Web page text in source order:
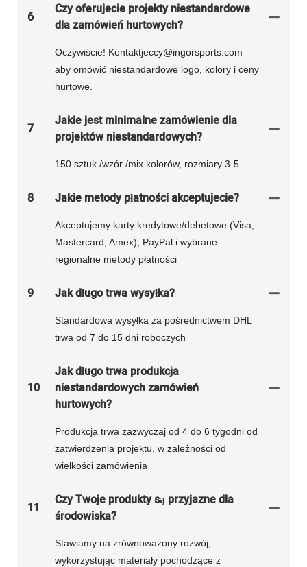
6
Czy oferujecie projekty niestandardowe
dla zamówień hurtowych?
Oczywiście! Kontaktjeccy@ingorsports.com
aby omówić niestandardowe logo, kolory i ceny
hurtowe.
7
Jakie jest minimalne zamówienie dla
projektów niestandardowych?
150 sztuk /wzór /mix kolorów, rozmiary 3-5.
8 Jakie metody płatności akceptujecie?
Akceptujemy karty kredytowe/debetowe (Visa,
Mastercard, Amex), PayPal i wybrane
regionalne metody płatności
9 Jak długo trwa wysyłka?
Standardowa wysyłka za pośrednictwem DHL
trwa od 7 do 15 dni roboczych
10
Jak długo trwa produkcja
niestandardowych zamówień
hurtowych?
Produkcja trwa zazwyczaj od 4 do 6 tygodni od
zatwierdzenia projektu, w zależności od
wielkości zamówienia
11
Czy Twoje produkty są przyjazne dla
środowiska?
Stawiamy na zrównoważony rozwój,
wykorzystując materiały pochodzące z